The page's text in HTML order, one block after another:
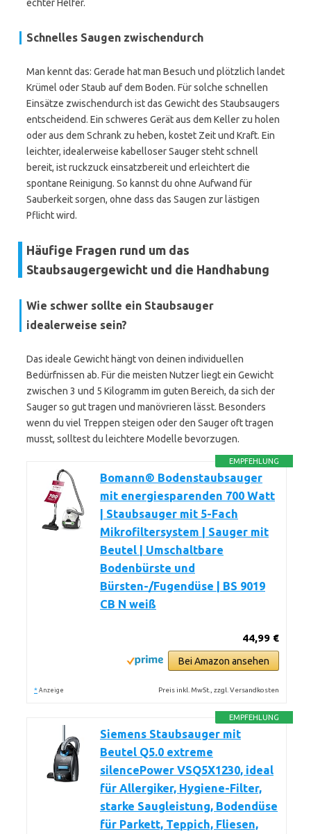
echter Helfer.
Schnelles Saugen zwischendurch
Man kennt das: Gerade hat man Besuch und plötzlich landet
Krümel oder Staub auf dem Boden. Für solche schnellen
Einsätze zwischendurch ist das Gewicht des Staubsaugers
entscheidend. Ein schweres Gerät aus dem Keller zu holen
oder aus dem Schrank zu heben, kostet Zeit und Kraft. Ein
leichter, idealerweise kabelloser Sauger steht schnell
bereit, ist ruckzuck einsatzbereit und erleichtert die
spontane Reinigung. So kannst du ohne Aufwand für
Sauberkeit sorgen, ohne dass das Saugen zur lästigen
Pflicht wird.
Häufige Fragen rund um das
Staubsaugergewicht und die Handhabung
Wie schwer sollte ein Staubsauger
idealerweise sein?
Das ideale Gewicht hängt von deinen individuellen
Bedürfnissen ab. Für die meisten Nutzer liegt ein Gewicht
zwischen 3 und 5 Kilogramm im guten Bereich, da sich der
Sauger so gut tragen und manövrieren lässt. Besonders
wenn du viel Treppen steigen oder den Sauger oft tragen
musst, solltest du leichtere Modelle bevorzugen.
EMPFEHLUNG
Bomann® Bodenstaubsauger
mit energiesparenden 700 Watt
| Staubsauger mit 5-Fach
Mikrofiltersystem | Sauger mit
Beutel | Umschaltbare
Bodenbürste und
Bürsten-/Fugendüse | BS 9019
CB N weiß
44,99 €
Bei Amazon ansehen
* Anzeige Preis inkl. MwSt., zzgl. Versandkosten
EMPFEHLUNG
Siemens Staubsauger mit
Beutel Q5.0 extreme
silencePower VSQ5X1230, ideal
für Allergiker, Hygiene-Filter,
starke Saugleistung, Bodendüse
für Parkett, Teppich, Fliesen,